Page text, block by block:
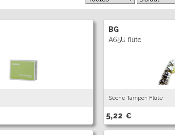
BG
A65U flûte
Sèche Tampon Flûte
5,22 €